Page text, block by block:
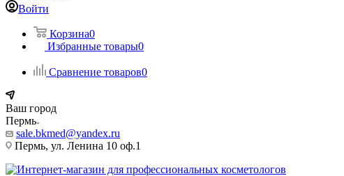
Войти
Корзина0
Избранные товары0
Сравнение товаров0
Ваш город
Пермь
sale.bkmed@yandex.ru
Пермь, ул. Ленина 10 оф.1